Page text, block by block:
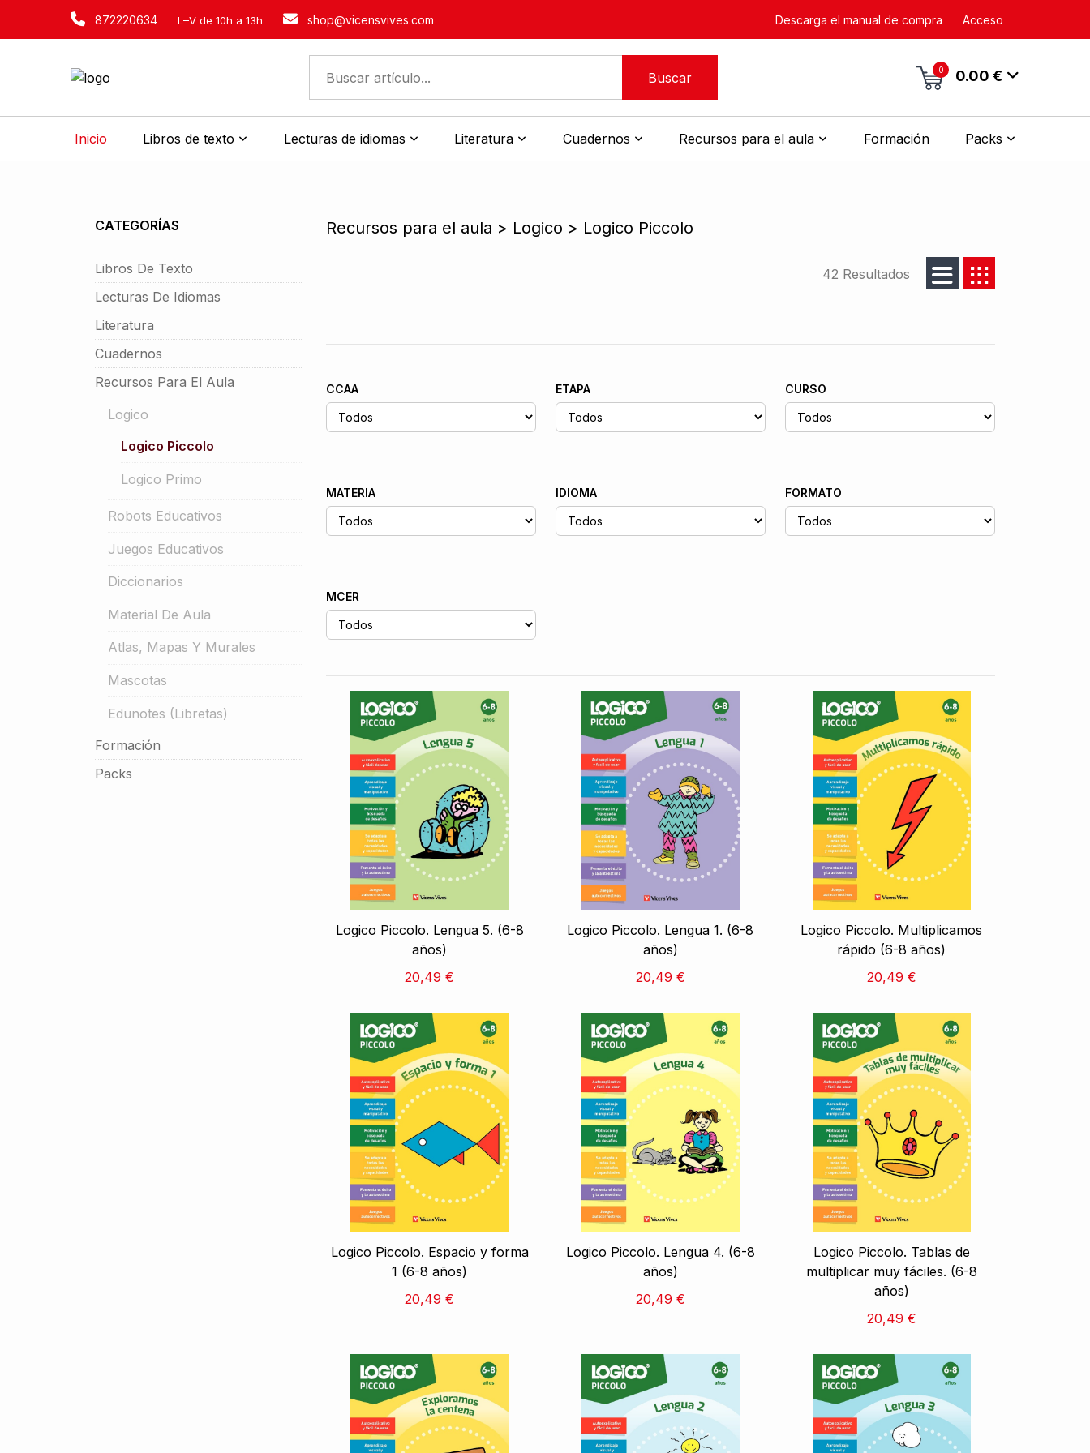
872220634 L–V de 10h a 13h shop@vicensvives.com Descarga el manual de compra Acceso
Buscar 0 0.00 €
Inicio Libros de texto Lecturas de idiomas Literatura Cuadernos Recursos para el aula Formación Packs
Recursos para el aula > Logico > Logico Piccolo
42 Resultados
CCAA ETAPA CURSO
MATERIA IDIOMA FORMATO
MCER
Logico Piccolo. Lengua 5. (6-8
años)
20,49 €
Logico Piccolo. Lengua 1. (6-8
años)
20,49 €
Logico Piccolo. Multiplicamos
rápido (6-8 años)
20,49 €
Logico Piccolo. Espacio y forma
1 (6-8 años)
20,49 €
Logico Piccolo. Lengua 4. (6-8
años)
20,49 €
Logico Piccolo. Tablas de
multiplicar muy fáciles. (6-8
años)
20,49 €
CATEGORÍAS
Libros De Texto
Lecturas De Idiomas
Literatura
Cuadernos
Recursos Para El Aula
Logico
Logico Piccolo
Logico Primo
Robots Educativos
Juegos Educativos
Diccionarios
Material De Aula
Atlas, Mapas Y Murales
Mascotas
Edunotes (libretas)
Formación
Packs